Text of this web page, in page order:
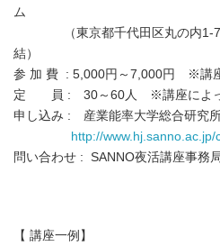
ム
（東京都千代田区丸の内1-7-
結）
参 加 費 : 5,000円～7,000円 ※講
定 員 : 30～60人 ※講座によっ
申し込み : 産業能率大学総合研究
http://
問い合わせ : SANNO夜活講座事務
【 講座一例】